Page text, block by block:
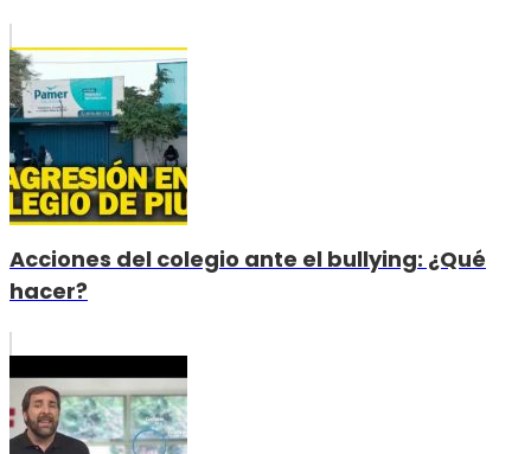
Acciones del colegio ante el bullying: ¿Qué
hacer?